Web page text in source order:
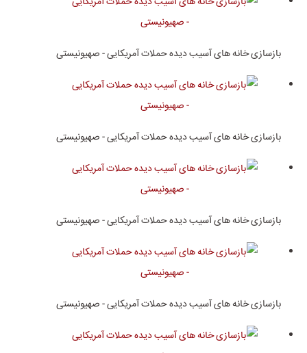
بازسازی خانه های آسیب دیده حملات آمریکایی - صهیونیستی
بازسازی خانه های آسیب دیده حملات آمریکایی - صهیونیستی
بازسازی خانه های آسیب دیده حملات آمریکایی - صهیونیستی
بازسازی خانه های آسیب دیده حملات آمریکایی - صهیونیستی